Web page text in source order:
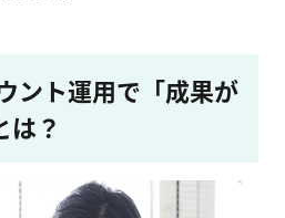
ント運用で「成果が
は？